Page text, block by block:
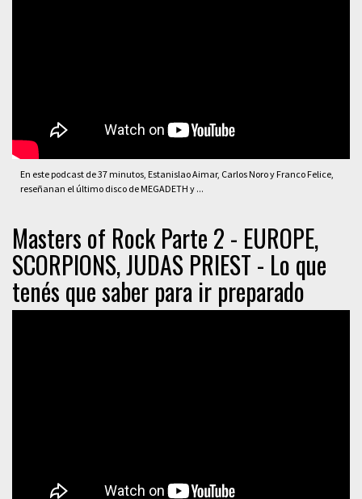
En este podcast de 37 minutos, Estanislao Aimar, Carlos Noro y Franco Felice,
reseñanan el último disco de MEGADETH y ...
Masters of Rock Parte 2 - EUROPE,
SCORPIONS, JUDAS PRIEST - Lo que
tenés que saber para ir preparado